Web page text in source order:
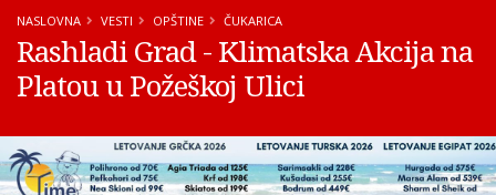
NASLOVNA VESTI OPŠTINE ČUKARICA
Rashladi Grad - Klimatska Akcija na
Platou u Požeškoj Ulici